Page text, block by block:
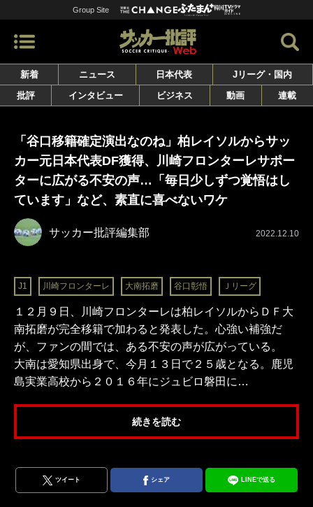
Group Site
新着 ニュース 日本代表
Jリーグ・国内
批評
インタビュー ビジネス 動画 連載
「谷口移籍確定演出なのね」柏レイソルからサッ
カー元日本代表DF獲得、川崎フロンターレサポー
ターに広がる不安の声…「毎日少しずつ覚悟はし
ています」など、素直に喜べないワケ
サッカー批評編集部 2022.12.10
J1 川崎フロンターレ 大南拓磨 谷口彰悟 Ｊリーグ
１２月９日、川崎フロンターレは柏レイソルからＤＦ大
南拓磨が完全移籍で加わると発表した。心強い補強だ
が、ファンの間では、ある不安の声が広がっている。
大南は愛知県出身で、今月１３日で２５歳となる。鹿児
島実業高校から２０１６年にジュビロ磐田に…
続きを読む
ツイート シェア LINEで送る